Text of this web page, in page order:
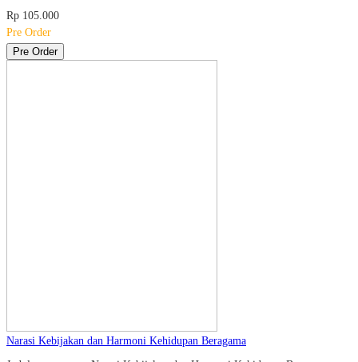
Rp 105.000
Pre Order
Pre Order
Narasi Kebijakan dan Harmoni Kehidupan Beragama